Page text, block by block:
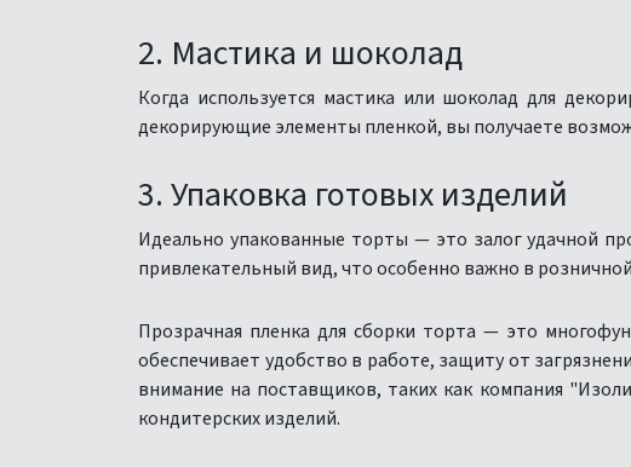
2. Мастика и шоколад
Когда используется мастика или шоколад для
декорирующие элементы пленкой, вы получаете
3. Упаковка готовых изделий
Идеально упакованные торты — это залог удачной
привлекательный вид, что особенно важно в
Прозрачная пленка для сборки торта — это
обеспечивает удобство в работе, защиту от
внимание на поставщиков, таких как компания
кондитерских изделий.